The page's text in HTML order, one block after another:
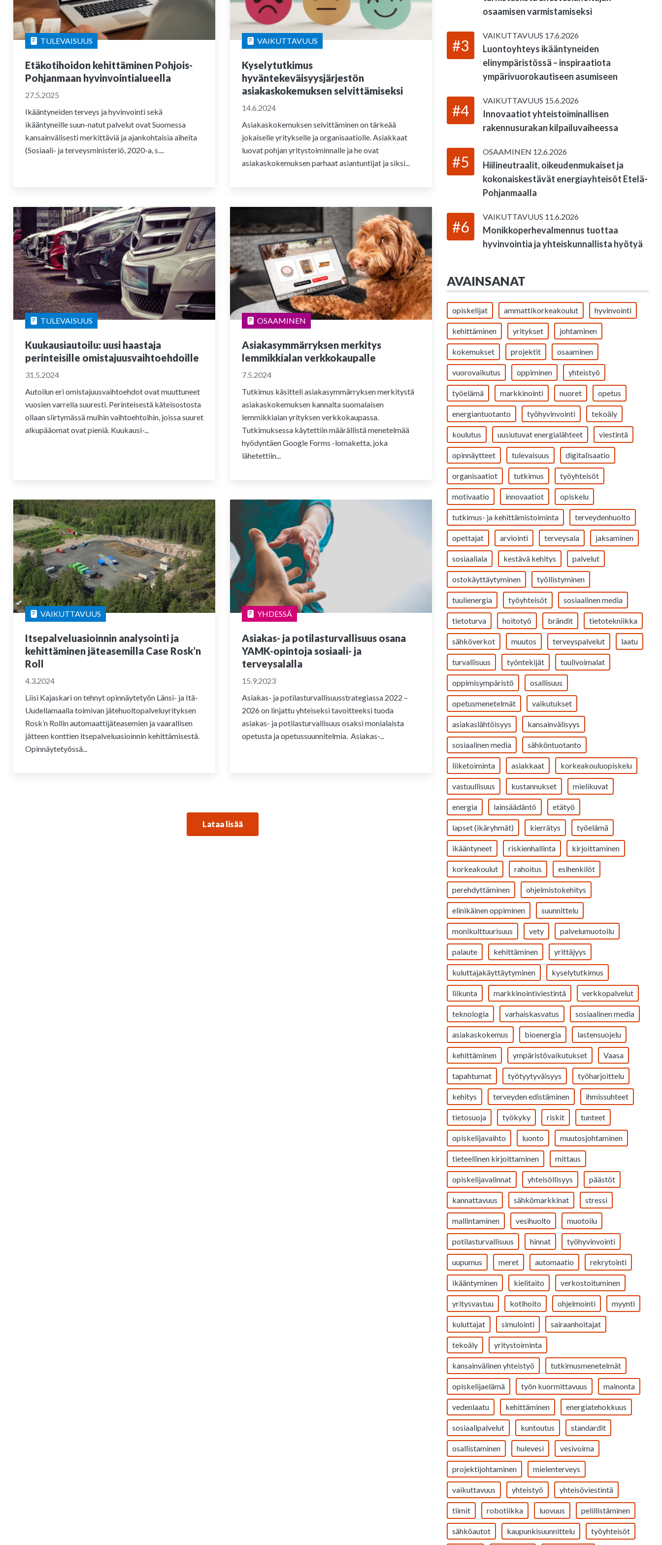
TULEVAISUUS
Etäkotihoidon kehittäminen Pohjois-
Pohjanmaan hyvinvointialueella
27.5.2025
Ikääntyneiden terveys ja hyvinvointi sekä
ikääntyneille suun-natut palvelut ovat Suomessa
kansainvälisesti merkittäviä ja ajankohtaisia aiheita
(Sosiaali- ja terveysministeriö, 2020-a, s....
VAIKUTTAVUUS
Kyselytutkimus
hyväntekeväisyysjärjestön
asiakaskokemuksen selvittämiseksi
14.6.2024
Asiakaskokemuksen selvittäminen on tärkeää
jokaiselle yritykselle ja organisaatiolle. Asiakkaat
luovat pohjan yritystoiminnalle ja he ovat
asiakaskokemuksen parhaat asiantuntijat ja siksi...
TULEVAISUUS
Kuukausiautoilu: uusi haastaja
perinteisille omistajuusvaihtoehdoille
31.5.2024
Autoilun eri omistajuusvaihtoehdot ovat muuttuneet
vuosien varrella suuresti. Perinteisestä käteisostosta
ollaan siirtymässä muihin vaihtoehtoihin, joissa suuret
alkupääomat ovat pieniä. Kuukausi-...
OSAAMINEN
Asiakasymmärryksen merkitys
lemmikkialan verkkokaupalle
7.5.2024
Tutkimus käsitteli asiakasymmärryksen merkitystä
asiakaskokemuksen kannalta suomalaisen
lemmikkialan yrityksen verkkokaupassa.
Tutkimuksessa käytettiin määrällistä menetelmää
hyödyntäen Google Forms -lomaketta, joka
lähetettiin...
VAIKUTTAVUUS
Itsepalveluasioinnin analysointi ja
kehittäminen jäteasemilla Case Rosk’n
Roll
4.3.2024
Liisi Kajaskari on tehnyt opinnäytetyön Länsi- ja Itä-
Uudellamaalla toimivan jätehuoltopalveluyrityksen
Rosk’n Rollin automaattijäteasemien ja vaarallisen
jätteen konttien itsepalveluasioinnin kehittämisestä.
Opinnäytetyössä...
YHDESSÄ
Asiakas- ja potilasturvallisuus osana
YAMK-opintoja sosiaali- ja
terveysalalla
15.9.2023
Asiakas- ja potilasturvallisuusstrategiassa 2022 –
2026 on linjattu yhteiseksi tavoitteeksi tuoda
asiakas- ja potilasturvallisuus osaksi monialaista
opetusta ja opetussuunnitelmia. Asiakas-...
Lataa lisää
osaamisen varmistamiseksi
#3
VAIKUTTAVUUS 17.6.2026
Luontoyhteys ikääntyneiden
elinympäristössä – inspiraatiota
ympärivuorokautiseen asumiseen
#4
VAIKUTTAVUUS 15.6.2026
Innovaatiot yhteistoiminallisen
rakennusurakan kilpailuvaiheessa
#5
OSAAMINEN 12.6.2026
Hiilineutraalit, oikeudenmukaiset ja
kokonaiskestävät energiayhteisöt Etelä-
Pohjanmaalla
#6
VAIKUTTAVUUS 11.6.2026
Monikkoperhevalmennus tuottaa
hyvinvointia ja yhteiskunnallista hyötyä
AVAINSANAT
opiskelijat ammattikorkeakoulut hyvinvointi
kehittäminen yritykset johtaminen
kokemukset projektit osaaminen
vuorovaikutus oppiminen yhteistyö
työelämä markkinointi nuoret opetus
energiantuotanto työhyvinvointi tekoäly
koulutus uusiutuvat energialähteet viestintä
opinnäytteet tulevaisuus digitalisaatio
organisaatiot tutkimus työyhteisöt
motivaatio innovaatiot opiskelu
tutkimus- ja kehittämistoiminta terveydenhuolto
opettajat arviointi terveysala jaksaminen
sosiaaliala kestävä kehitys palvelut
ostokäyttäytyminen työllistyminen
tuulienergia työyhteisöt sosiaalinen media
tietoturva hoitotyö brändit tietotekniikka
sähköverkot muutos terveyspalvelut laatu
turvallisuus työntekijät tuulivoimalat
oppimisympäristö osallisuus
opetusmenetelmät vaikutukset
asiakaslähtöisyys kansainvälisyys
sosiaalinen media sähköntuotanto
liiketoiminta asiakkaat korkeakouluopiskelu
vastuullisuus kustannukset mielikuvat
energia lainsäädäntö etätyö
lapset (ikäryhmät) kierrätys työelämä
ikääntyneet riskienhallinta kirjoittaminen
korkeakoulut rahoitus esihenkilöt
perehdyttäminen ohjelmistokehitys
elinikäinen oppiminen suunnittelu
monikulttuurisuus vety palvelumuotoilu
palaute kehittäminen yrittäjyys
kuluttajakäyttäytyminen kyselytutkimus
liikunta markkinointiviestintä verkkopalvelut
teknologia varhaiskasvatus sosiaalinen media
asiakaskokemus bioenergia lastensuojelu
kehittäminen ympäristövaikutukset Vaasa
tapahtumat työtyytyväisyys työharjoittelu
kehitys terveyden edistäminen ihmissuhteet
tietosuoja työkyky riskit tunteet
opiskelijavaihto luonto muutosjohtaminen
tieteellinen kirjoittaminen mittaus
opiskelijavalinnat yhteisöllisyys päästöt
kannattavuus sähkömarkkinat stressi
mallintaminen vesihuolto muotoilu
potilasturvallisuus hinnat työhyvinvointi
uupumus meret automaatio rekrytointi
ikääntyminen kielitaito verkostoituminen
yritysvastuu kotihoito ohjelmointi myynti
kuluttajat simulointi sairaanhoitajat
tekoäly yritystoiminta
kansainvälinen yhteistyö tutkimusmenetelmät
opiskelijaelämä työn kuormittavuus mainonta
vedenlaatu kehittäminen energiatehokkuus
sosiaalipalvelut kuntoutus standardit
osallistaminen hulevesi vesivoima
projektijohtaminen mielenterveys
vaikuttavuus yhteistyö yhteisöviestintä
tiimit robotiikka luovuus pelillistäminen
sähköautot kaupunkisuunnittelu työyhteisöt